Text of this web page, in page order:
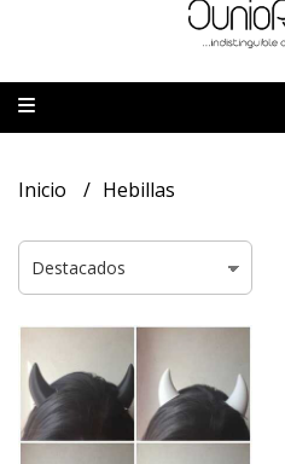
Inicio Hebillas